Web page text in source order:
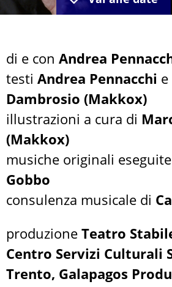
di e con Andrea
testi Andrea Pennacchi e
Dambrosio (Makkox)
illustrazioni a cura di
(Makkox)
musiche originali
Gobbo
consulenza musicale di
produzione Teatro
Centro Servizi Culturali
Trento, Galapagos